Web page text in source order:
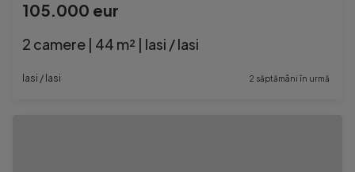
105.000 eur
2 camere | 44 m² | Iasi / Iasi
Iasi / Iasi 2 săptămâni în urmă